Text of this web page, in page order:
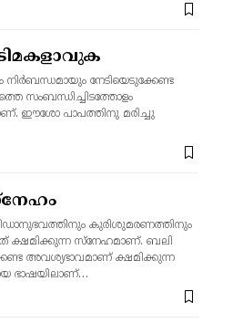
നേടിയെടുക്കേണ്ട
സംബന്ധിച്ചിടത്തോളം
ഈശോ പാപത്തിനു മരിച്ചു
കുരിശുമരണത്തിനും
ക്ഷമിക്കുന്ന സ്നേഹമാണ്. ബലി
അവശ്യഭാവമാണ് ക്ഷമിക്കുന്ന
ഭാഷയിലാണ്…